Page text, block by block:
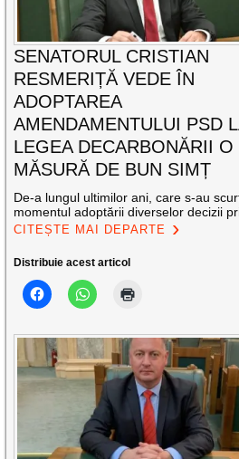
SENATORUL CRISTIAN
RESMERIȚĂ VEDE ÎN
ADOPTAREA
AMENDAMENTULUI PSD
LEGEA DECARBONĂRII O
MĂSURĂ DE BUN SIMȚ
De-a lungul ultimilor ani, care s-au
momentul adoptării diverselor decizii
CITEȘTE MAI DEPARTE
Distribuie acest articol